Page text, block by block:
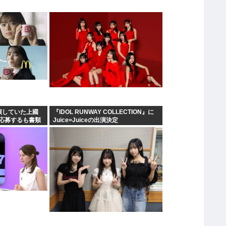
ていた上國
募するも書類
『IDOL RUNWAY COLLECTION』に
Juice=Juiceの出演決定